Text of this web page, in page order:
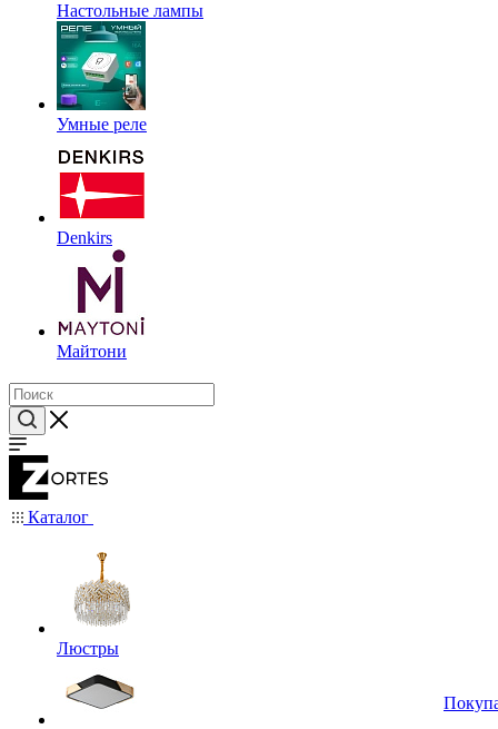
Настольные лампы
Умные реле
Denkirs
Майтони
Каталог
Люстры